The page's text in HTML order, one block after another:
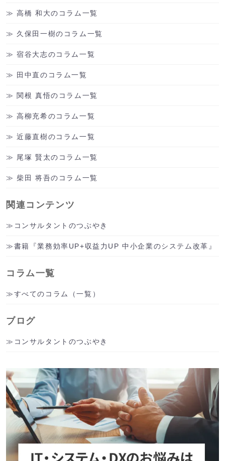
高橋 和大のコラム一覧
久保田一樹のコラム一覧
宿谷大志のコラム一覧
田中直のコラム一覧
関根 真悟のコラム一覧
高柳充希のコラム一覧
近藤直樹のコラム一覧
尾塚 賢太のコラム一覧
柴田 将吾のコラム一覧
関連コンテンツ
コンサルタントのつぶやき
書籍『業務効率UP+収益力UP 中小企業のシステム改革』
コラム一覧
すべてのコラム（一覧）
ブログ
コンサルタントのつぶやき